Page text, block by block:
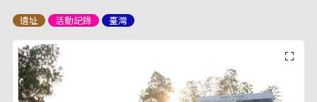
遺址 活動記錄 臺灣